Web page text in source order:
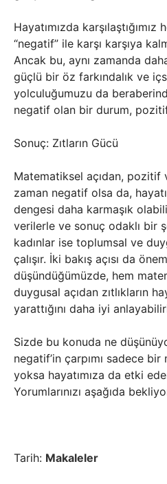
Hayatımızda
“negatif” ile karşı karşıya
Ancak bu, aynı zamanda
güçlü bir öz farkındalık ve
yolculuğumuzu da
negatif olan bir durum,
Sonuç: Zıtların Gücü
Matematiksel açıdan, pozitif
zaman negatif olsa da,
dengesi daha karmaşık
verilerle ve sonuç odaklı bir
kadınlar ise toplumsal ve
çalışır. İki bakış açısı da
düşündüğümüzde, hem
duygusal açıdan zıtlıkların
yarattığını daha iyi
Sizde bu konuda ne
negatif’in çarpımı sadece
yoksa hayatımıza da etki
Yorumlarınızı aşağıda
Tarih: Makaleler